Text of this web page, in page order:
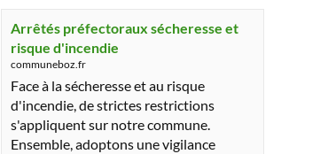
Arrêtés préfectoraux sécheresse et
risque d'incendie
communeboz.fr
Face à la sécheresse et au risque
d'incendie, de strictes restrictions
s'appliquent sur notre commune.
Ensemble, adoptons une vigilance